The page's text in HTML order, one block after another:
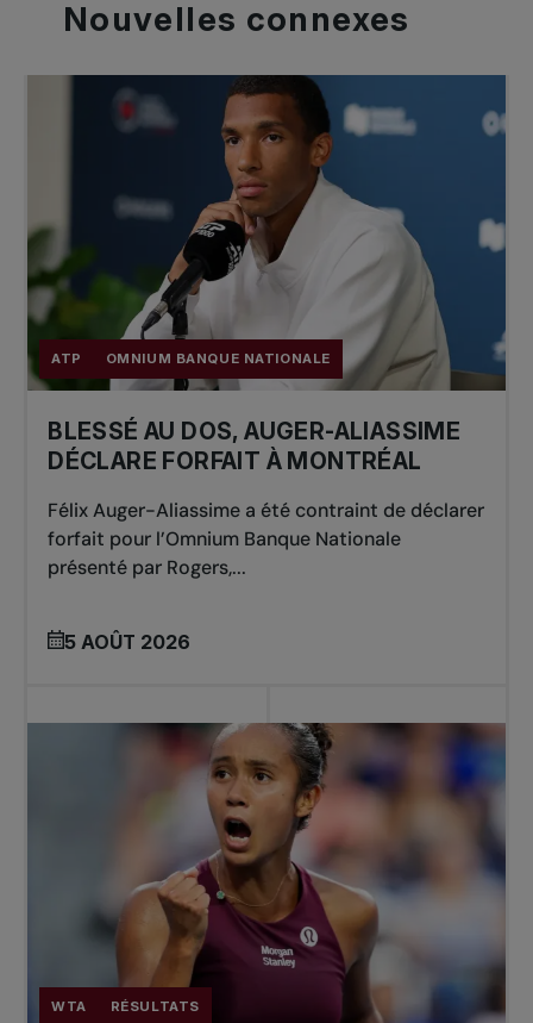
Nouvelles connexes
ATP OMNIUM BANQUE NATIONALE
BLESSÉ AU DOS, AUGER-ALIASSIME
DÉCLARE FORFAIT À MONTRÉAL
Félix Auger-Aliassime a été contraint de déclarer
forfait pour l’Omnium Banque Nationale
présenté par Rogers,...
5 AOÛT 2026
WTA RÉSULTATS